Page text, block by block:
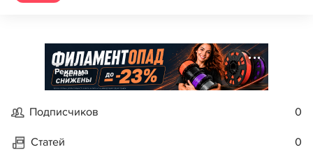
Реклама
Подписчиков 0
Статей 0